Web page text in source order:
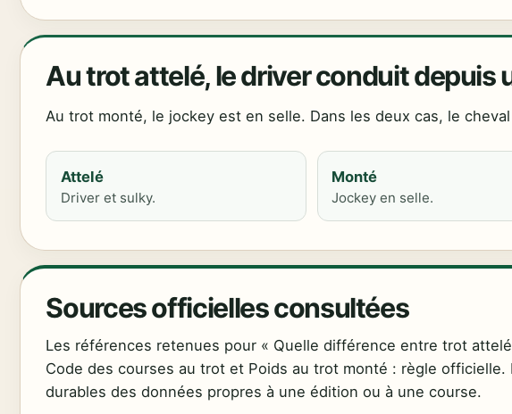
Au trot attelé, le driver conduit depuis
Au trot monté, le jockey est en selle. Dans les deux cas, le
Attelé
Driver et sulky.
Monté
Jockey en selle.
Sources officielles consultées
Les références retenues pour « Quelle différence entre trot
Code des courses au trot et Poids au trot monté : règle
durables des données propres à une édition ou à une course.